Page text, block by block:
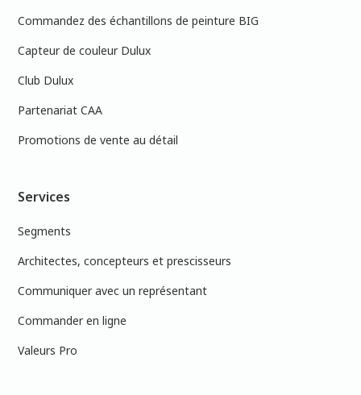
Commandez des échantillons de peinture BIG
Capteur de couleur Dulux
Club Dulux
Partenariat CAA
Promotions de vente au détail
Services
Segments
Architectes, concepteurs et prescisseurs
Communiquer avec un représentant
Commander en ligne
Valeurs Pro